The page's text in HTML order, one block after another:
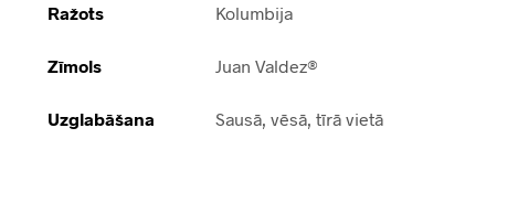
Ražots Kolumbija
Zīmols Juan Valdez®
Uzglabāšana Sausā, vēsā, tīrā vietā